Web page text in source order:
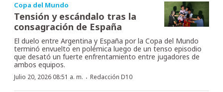
Copa del Mundo
Tensión y escándalo tras la
consagración de España
El duelo entre Argentina y España por la Copa del Mundo
terminó envuelto en polémica luego de un tenso episodio
que desató un fuerte enfrentamiento entre jugadores de
ambos equipos.
Julio 20, 2026 08:51 a. m. · Redacción D10